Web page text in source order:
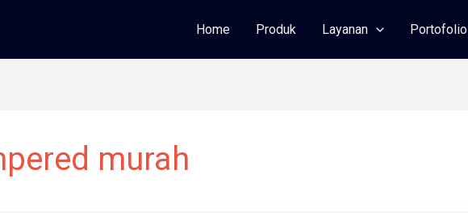
Home Produk Layanan Portofolio
murah